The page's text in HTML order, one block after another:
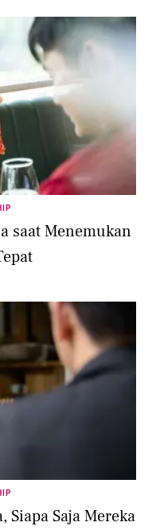
saat Menemukan
Siapa Saja Mereka